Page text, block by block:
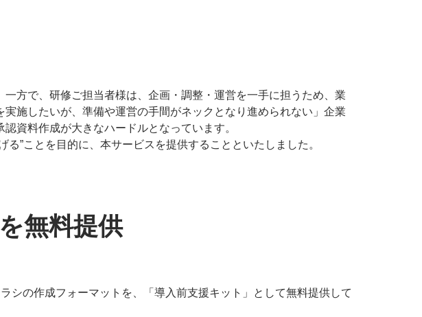
方で、研修ご担当者様は、企画・調整・運営を一手に担うため、業
施したいが、準備や運営の手間がネックとなり進められない」企業
資料作成が大きなハードルとなっています。
”ことを目的に、本サービスを提供することといたしました。
無料提供
シの作成フォーマットを、「導入前支援キット」として無料提供して